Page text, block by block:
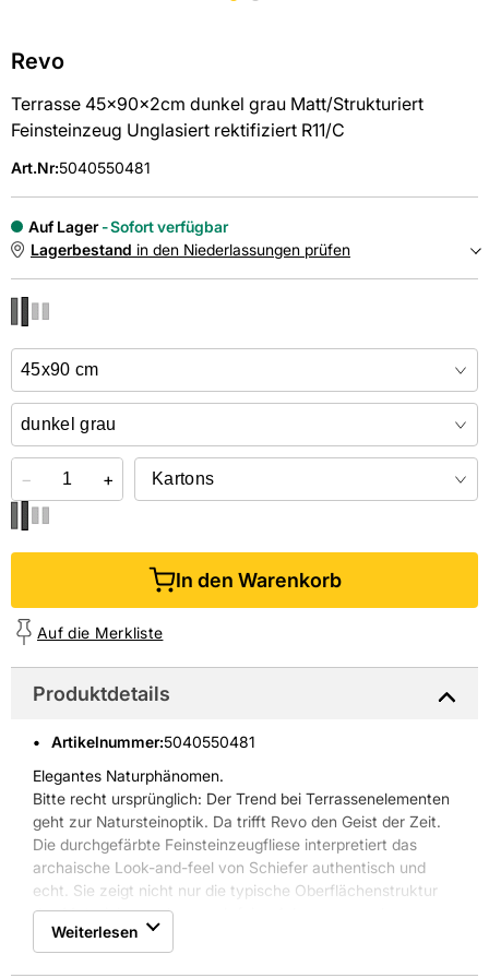
Revo
Terrasse 45x90x2cm dunkel grau Matt/Strukturiert
Feinsteinzeug Unglasiert rektifiziert R11/C
Art.Nr:5040550481
Auf Lager
Sofort verfügbar
Lagerbestand in den Niederlassungen prüfen
Online kaufen &
− +
In den Warenkorb
Auf die Merkliste
Produktdetails
Artikelnummer:5040550481
Elegantes Naturphänomen.
Bitte recht ursprünglich: Der Trend bei Terrassenelementen
geht zur Natursteinoptik. Da trifft Revo den Geist der Zeit.
Die durchgefärbte Feinsteinzeugfliese interpretiert das
archaische Look-and-feel von Schiefer authentisch und
echt. Sie zeigt nicht nur die typische Oberflächenstruktur
des Materials, sondern auch feine Aderungen und
Farbvariationen, die seinen natürlichen Oxidationsprozess
zum Ausdruck bringen. Die leicht changierende Wirkung
Weiterlesen